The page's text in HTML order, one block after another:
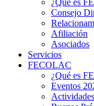
¿Qué es
Consejo
Afiliación
Asociados
Servicios
FECOLAC
¿Qué es
Eventos